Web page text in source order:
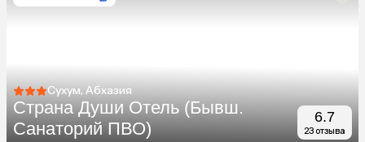
Сухум, Абхазия
Страна Души Отель (Бывш.
Санаторий ПВО)
6.7
23 отзыва